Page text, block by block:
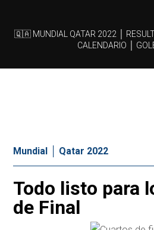
🇶🇦 MUNDIAL QATAR 2022 │
CALENDARIO │
Mundial │ Qatar 2022
Todo listo para
de Final